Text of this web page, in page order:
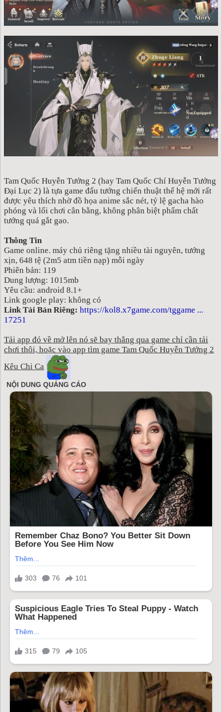
Tam Quốc Huyễn Tưởng 2 (hay Tam Quốc Chí Huyễn Tưởng
Đại Lục 2) là tựa game đấu tướng chiến thuật thế hệ mới rất
được yêu thích nhờ đồ họa anime sắc nét, tỷ lệ gacha hào
phóng và lối chơi cân bằng, không phân biệt phẩm chất
tướng quá gắt gao.
Thông Tin
Game online. máy chủ riêng tặng nhiều tài nguyên, tướng
xịn, 648 tệ (2m5 atm tiền nạp) mỗi ngày
Phiên bản: 119
Dung lượng: 1015mb
Yêu cầu: android 8.1+
Link google play: không có
Link Tải Bản Riêng: https://kol8.x7game.com/tggame ...
17251
Tải app đó về mở lên nó sẽ bay thẳng qua game chỉ cần tải
chơi thôi, hoặc vào app tìm game Tam Quốc Huyễn Tưởng 2
Kêu Chi Ca